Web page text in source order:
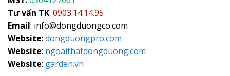
Tư vấn TK: 0903.14.14.95
Email: info@dongduongco.com
Website: dongduongpro.com
Website: ngoaithatdongduong.com
Website: garden.vn